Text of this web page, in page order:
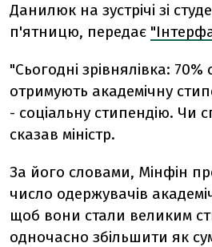
Данилюк на зустрічі зі
п'ятницю, передає
"Сьогодні зрівнялівка: 70%
отримують академічну
- соціальну стипендію. Чи
сказав міністр.
За його словами, Мінфін
число одержувачів
щоб вони стали великим
одночасно збільшити як